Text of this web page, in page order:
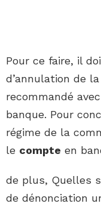
Pour ce faire, il
d’annulation de
recommandé
banque. Pour
régime de la
le compte en
de plus, Quelles
de dénonciation